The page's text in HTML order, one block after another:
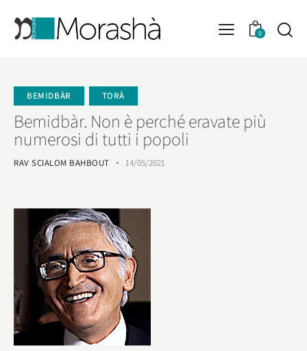
0
BEMIDBÀR TORÀ
Bemidbàr. Non è perché eravate più
numerosi di tutti i popoli
RAV SCIALOM BAHBOUT 14/05/2021